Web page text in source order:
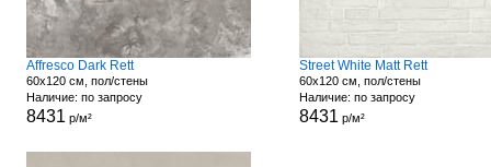
Affresco Dark Rett
60x120 см, пол/стены
Наличие: по запросу
8431 р/м²
Street White Matt Rett
60x120 см, пол/стены
Наличие: по запросу
8431 р/м²